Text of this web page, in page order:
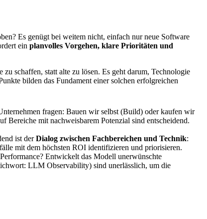
Es genügt bei weitem nicht, einfach nur neue Software
ein planvolles Vorgehen, klare Prioritäten und
schaffen, statt alte zu lösen. Es geht darum, Technologie
bilden das Fundament einer solchen erfolgreichen
fragen: Bauen wir selbst (Build) oder kaufen wir
Bereiche mit nachweisbarem Potenzial sind entscheidend.
ist derDialog zwischen Fachbereichen und Technik:
mit dem höchsten ROI identifizieren und priorisieren.
Entwickelt das Modell unerwünschte
LLM Observability) sind unerlässlich, um die